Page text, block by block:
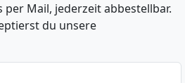
per Mail, jederzeit abbestellbar.
du unsere